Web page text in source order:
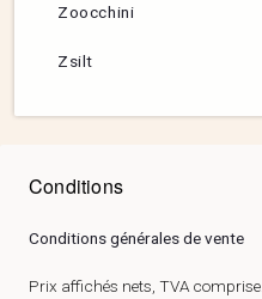
Zoocchini
Zsilt
Conditions
Conditions générales de vente
Prix affichés nets, TVA comprise.